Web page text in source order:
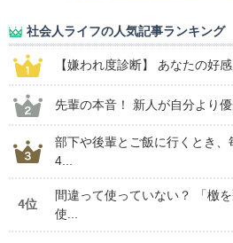
社会人ライフの人気記事ランキング
【嫌われ度診断】 あなたの好
先輩の本音！ 新人が自分より
部下や後輩とご飯に行くとき
4...
4位
間違って使っていない？ 「檄
使...